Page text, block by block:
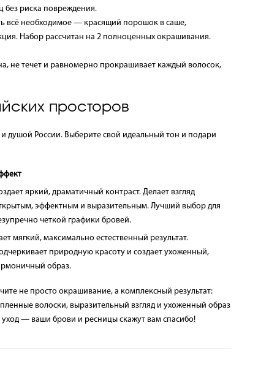
без риска повреждения.
всё необходимое — красящий порошок в саше,
Набор рассчитан на 2 полноценных окрашивания.
не течет и равномерно прокрашивает каждый волосок,
просторов
душой России. Выберите свой идеальный тон и подари
яркий, драматичный контраст. Делает взгляд
эффектным и выразительным. Лучший выбор для
четкой графики бровей.
мягкий, максимально естественный результат.
природную красоту и создает ухоженный,
образ.
не просто окрашивание, а комплексный результат:
волоски, выразительный взгляд и ухоженный образ
— ваши брови и ресницы скажут вам спасибо!